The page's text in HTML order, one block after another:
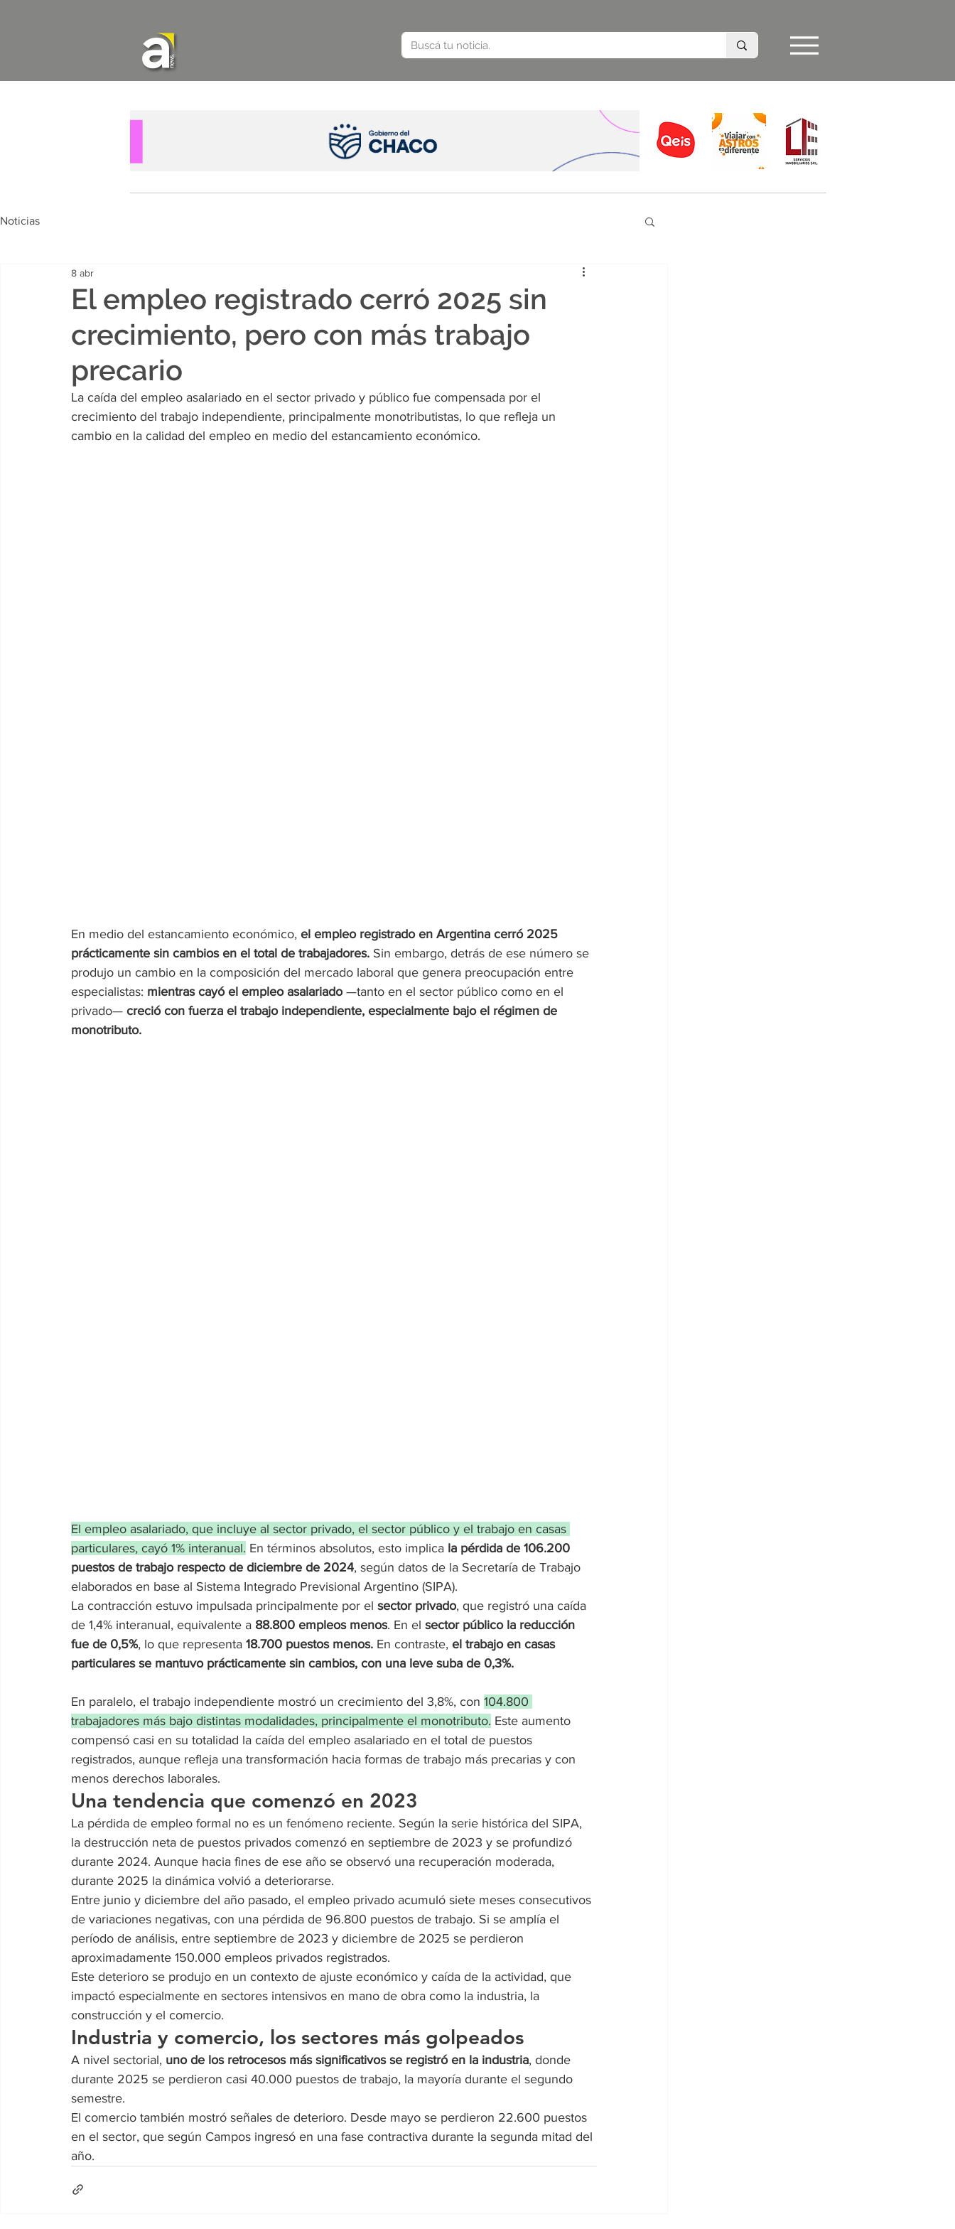
Noticias
El empleo registrado cerró 2025 sin
crecimiento, pero con más trabajo
precario
8 abr
La caída del empleo asalariado en el sector privado y público fue compensada por el
crecimiento del trabajo independiente, principalmente monotributistas, lo que refleja un
cambio en la calidad del empleo en medio del estancamiento económico.
En medio del estancamiento económico, el empleo registrado en Argentina cerró 2025
prácticamente sin cambios en el total de trabajadores. Sin embargo, detrás de ese número se
produjo un cambio en la composición del mercado laboral que genera preocupación entre
especialistas: mientras cayó el empleo asalariado —tanto en el sector público como en el
privado— creció con fuerza el trabajo independiente, especialmente bajo el régimen de
monotributo.
El empleo asalariado, que incluye al sector privado, el sector público y el trabajo en casas
particulares, cayó 1% interanual. En términos absolutos, esto implica la pérdida de 106.200
puestos de trabajo respecto de diciembre de 2024, según datos de la Secretaría de Trabajo
elaborados en base al Sistema Integrado Previsional Argentino (SIPA).
La contracción estuvo impulsada principalmente por el sector privado, que registró una caída
de 1,4% interanual, equivalente a 88.800 empleos menos. En el sector público la reducción
fue de 0,5%, lo que representa 18.700 puestos menos. En contraste, el trabajo en casas
particulares se mantuvo prácticamente sin cambios, con una leve suba de 0,3%.
En paralelo, el trabajo independiente mostró un crecimiento del 3,8%, con 104.800
trabajadores más bajo distintas modalidades, principalmente el monotributo. Este aumento
compensó casi en su totalidad la caída del empleo asalariado en el total de puestos
registrados, aunque refleja una transformación hacia formas de trabajo más precarias y con
menos derechos laborales.
Una tendencia que comenzó en 2023
La pérdida de empleo formal no es un fenómeno reciente. Según la serie histórica del SIPA,
la destrucción neta de puestos privados comenzó en septiembre de 2023 y se profundizó
durante 2024. Aunque hacia fines de ese año se observó una recuperación moderada,
durante 2025 la dinámica volvió a deteriorarse.
Entre junio y diciembre del año pasado, el empleo privado acumuló siete meses consecutivos
de variaciones negativas, con una pérdida de 96.800 puestos de trabajo. Si se amplía el
período de análisis, entre septiembre de 2023 y diciembre de 2025 se perdieron
aproximadamente 150.000 empleos privados registrados.
Este deterioro se produjo en un contexto de ajuste económico y caída de la actividad, que
impactó especialmente en sectores intensivos en mano de obra como la industria, la
construcción y el comercio.
Industria y comercio, los sectores más golpeados
A nivel sectorial, uno de los retrocesos más significativos se registró en la industria, donde
durante 2025 se perdieron casi 40.000 puestos de trabajo, la mayoría durante el segundo
semestre.
El comercio también mostró señales de deterioro. Desde mayo se perdieron 22.600 puestos
en el sector, que según Campos ingresó en una fase contractiva durante la segunda mitad del
año.